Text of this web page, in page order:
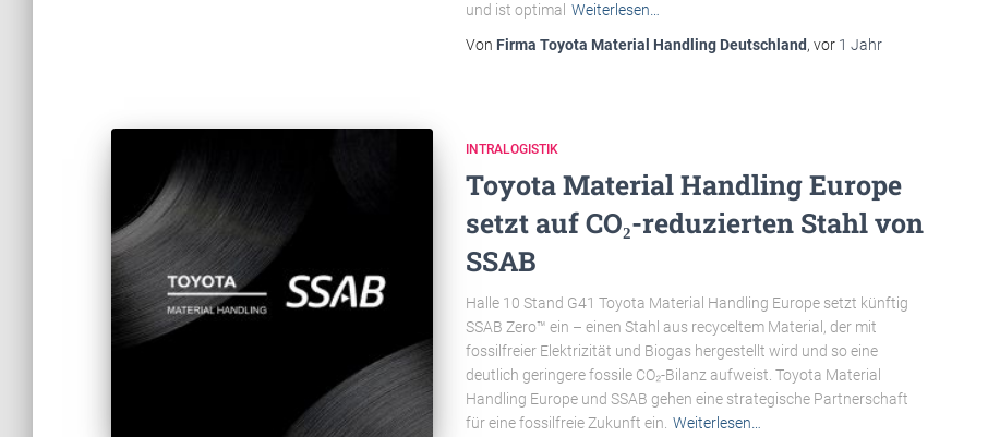
und ist optimal Weiterlesen…
Von Firma Toyota Material Handling Deutschland, vor 1 Jahr
INTRALOGISTIK
Toyota Material Handling Europe
setzt auf CO₂-reduzierten Stahl von
SSAB
Halle 10 Stand G41 Toyota Material Handling Europe setzt künftig
SSAB Zero™ ein – einen Stahl aus recyceltem Material, der mit
fossilfreier Elektrizität und Biogas hergestellt wird und so eine
deutlich geringere fossile CO₂-Bilanz aufweist. Toyota Material
Handling Europe und SSAB gehen eine strategische Partnerschaft
für eine fossilfreie Zukunft ein. Weiterlesen…